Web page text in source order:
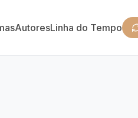
AutoresLinha do Tempo